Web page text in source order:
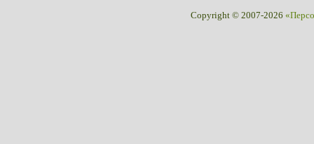
Copyright © 2007-2026